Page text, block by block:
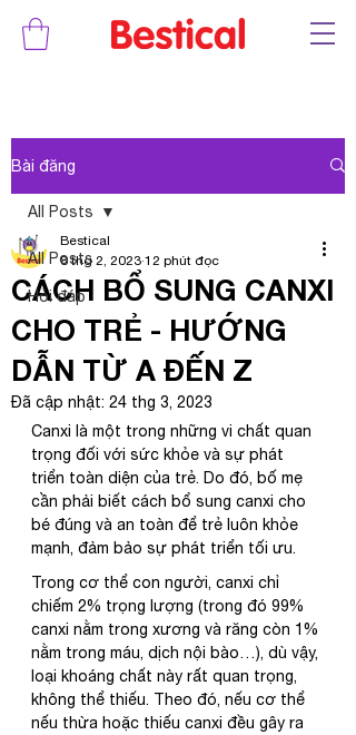
Bài đăng
All Posts
Hỏi đáp
All Posts
CÁCH BỔ SUNG CANXI
CHO TRẺ - HƯỚNG
DẪN TỪ A ĐẾN Z
Bestical
8 thg 2, 2023 12 phút đọc
Đã cập nhật: 24 thg 3, 2023
Canxi là một trong những vi chất quan
trọng đối với sức khỏe và sự phát
triển toàn diện của trẻ. Do đó, bố mẹ
cần phải biết cách bổ sung canxi cho
bé đúng và an toàn để trẻ luôn khỏe
mạnh, đảm bảo sự phát triển tối ưu.
Trong cơ thể con người, canxi chỉ
chiếm 2% trọng lượng (trong đó 99%
canxi nằm trong xương và răng còn 1%
nằm trong máu, dịch nội bào…), dù vậy,
loại khoáng chất này rất quan trọng,
không thể thiếu. Theo đó, nếu cơ thể
nếu thừa hoặc thiếu canxi đều gây ra